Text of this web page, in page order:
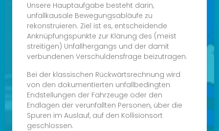
Unsere Hauptaufgabe besteht darin,
unfallkausale Bewegungsabläufe zu
rekonstruieren. Ziel ist es, entscheidende
Anknüpfungspunkte zur Klärung des (meist
streitigen) Unfallhergangs und der damit
verbundenen Verschuldensfrage beizutragen.
Bei der klassischen Rückwärtsrechnung wird
von den dokumentierten unfallbedingten
Endstellungen der Fahrzeuge oder den
Endlagen der verunfallten Personen, über die
Spuren im Auslauf, auf den Kollisionsort
geschlossen.